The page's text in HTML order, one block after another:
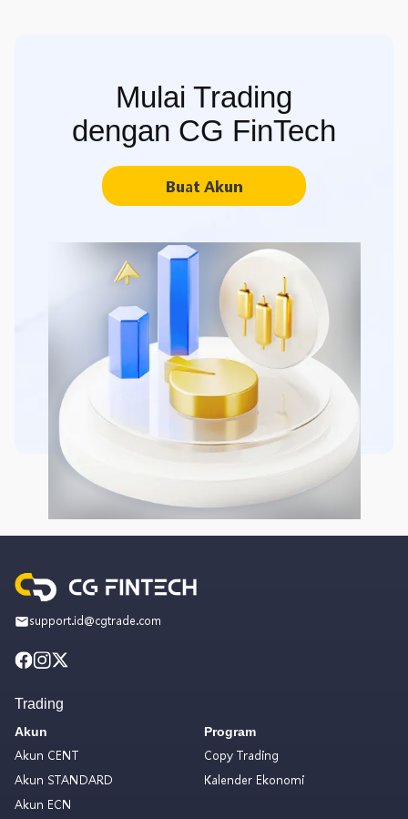
Mulai Trading
dengan CG FinTech
Buat Akun
support.id@cgtrade.com
Trading
Akun
Akun CENT
Akun STANDARD
Akun ECN
Program
Copy Trading
Kalender Ekonomi